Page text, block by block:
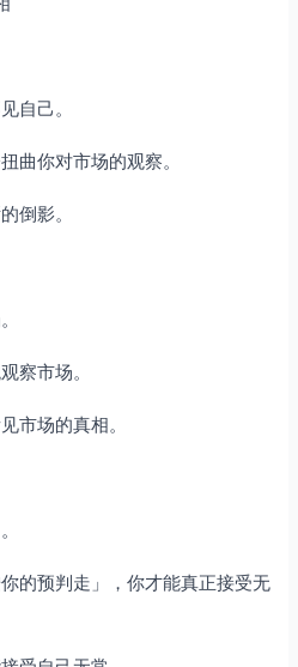
自己。
曲你对市场的观察。
倒影。
察市场。
市场的真相。
的预判走」，你才能真正接受无